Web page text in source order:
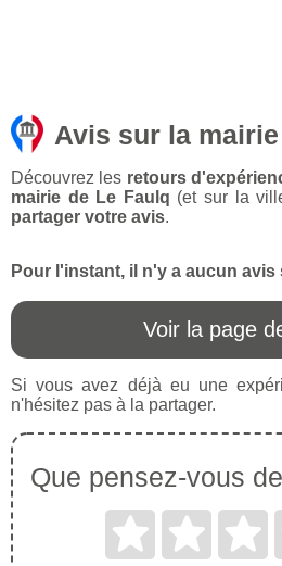
Avis sur la
Découvrez les retours
mairie de Le Faulq (et sur la
partager votre avis.
Pour l'instant, il n'y a aucun avis
Voir la page
Si vous avez déjà eu une
n'hésitez pas à la partager.
Que pensez-vous